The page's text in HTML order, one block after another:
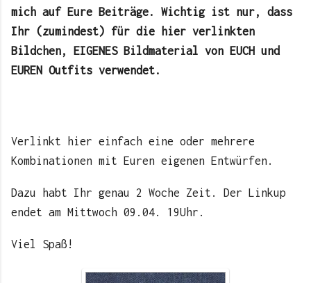
mich auf Eure Beiträge. Wichtig ist nur, dass
Ihr (zumindest) für die hier verlinkten
Bildchen, EIGENES Bildmaterial von EUCH und
EUREN Outfits verwendet.
Verlinkt hier einfach eine oder mehrere
Kombinationen mit Euren eigenen Entwürfen.
Dazu habt Ihr genau 2 Woche Zeit. Der Linkup
endet am Mittwoch 09.04. 19Uhr.
Viel Spaß!